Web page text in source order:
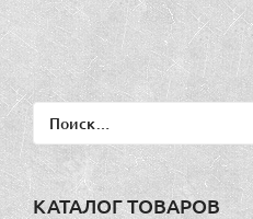
Найти:
КАТАЛОГ ТОВАРОВ